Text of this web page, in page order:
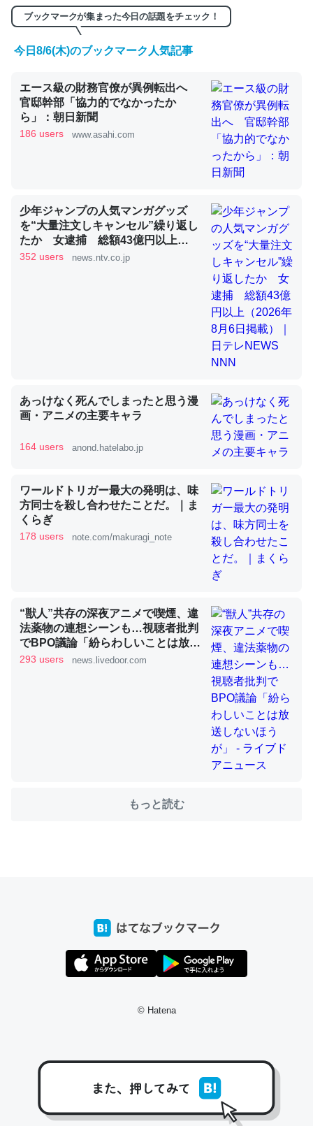
くらい。小説でいう「ずっと前の伏線」は回収されないけ
ど、短期記憶というには多い分量。進化すればするほど分
─GPTの仕組みと限界についての考察（１） - conceptualization
昆虫ってカルシウム少ないのか。知らんかった。調べたら
コオロギのカルシウム分はエビの600分の1程度。
─ニュース :: 【研究発表】昆虫学の大問題＝「昆虫はなぜ海にいな
いる鋏角類（カブトガニ・ウミグモ）はカルシウムを使わ
ずキチンを強化してる筈だが、酵素が違うのか？
─ニュース :: 【研究発表】昆虫学の大問題＝「昆虫はなぜ海にいな
これを元に考えるとカルシウムを大量に使う脊椎動物と貝
類は苦労してるんだな…。腹足類だと殻を無くしてナメク
いのか」に関する新仮説
ウチもEchoを実家に置いて４年。でたまに覗いてる。ぼ
ちぼちRingも置こうかと画策中。あと、Googleマップで
位置情報を共有してる。電池残量や充電中かが分かるので
─たまにLINEするくらいだった遠方の父67歳と僕。ITツール導入で
それを実質100倍以上に伸ばす効果があるはず……
コミュニケーションが劇的に変化した｜tayorini by LIFULL介護
たいなのでネット環境作ったけどAlexaしか使わないので
回線代ほとんどかからないですよ。参考：
https://toyoshi.hatenablog.com/entry/2019/05/15/1805
ブックマークが集まった今日の話題をチェック！
今日8/6(木)のブックマーク人気記事
エース級の財務官僚が異例転出へ
官邸幹部「協力的でなかったか
ら」：朝日新聞
186 users www.asahi.com
少年ジャンプの人気マンガグッズ
を“大量注文しキャンセル”繰り返し
たか 女逮捕 総額43億円以上
（2026年8月6日掲載）｜日テレ
352 users news.ntv.co.jp
あっけなく死んでしまったと思う漫
画・アニメの主要キャラ
164 users anond.hatelabo.jp
ワールドトリガー最大の発明は、味
方同士を殺し合わせたことだ。｜ま
くらぎ
178 users note.com/makuragi_note
“獣人”共存の深夜アニメで喫煙、違
法薬物の連想シーンも…視聴者批判
でBPO議論「紛らわしいことは放送
しないほうが」 - ライブドアニュー
293 users news.livedoor.com
もっと読む
© Hatena